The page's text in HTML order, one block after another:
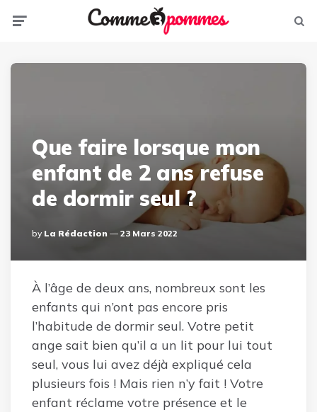
Que faire lorsque mon
enfant de 2 ans refuse
de dormir seul ?
Posted
By
By La Rédaction 23 Mars 2022
À l’âge de deux ans, nombreux sont les
enfants qui n’ont pas encore pris
l’habitude de dormir seul. Votre petit
ange sait bien qu’il a un lit pour lui tout
seul, vous lui avez déjà expliqué cela
plusieurs fois ! Mais rien n’y fait ! Votre
enfant réclame votre présence et le